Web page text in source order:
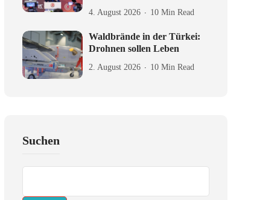
4. August 2026 10 Min Read
Waldbrände in der Türkei:
Drohnen sollen Leben
2. August 2026 10 Min Read
Suchen